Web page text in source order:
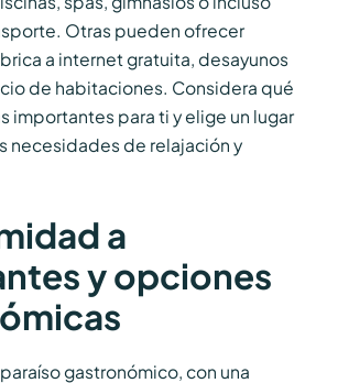
Otras pueden ofrecer
a internet gratuita, desayunos
de habitaciones. Considera qué
importantes para ti y elige un lugar
necesidades de relajación y
a
y opciones
gastronómico, con una